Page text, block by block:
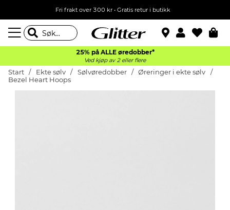
Fri frakt over 300 kr • Gratis retur i butikk
25% på ALLE øredobber*
Ved kjøp av 2 eller flere
Start Ekte sølv Sølvøredobber
Øreringer i ekte sølv
Bezel Heart Hoops